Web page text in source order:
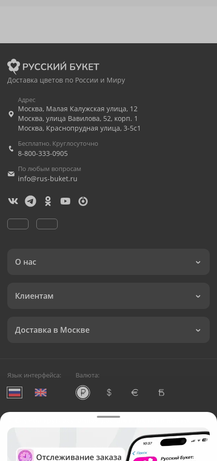
Доставка цветов по России и Миру
Адрес
Москва, Малая Калужская улица, 12
Москва, улица Вавилова, 52, корп. 1
Москва, Краснопрудная улица, 3-5с1
Бесплатно. Круглосуточно
8-800-333-0905
По любым вопросам
info@rus-buket.ru
О нас
Клиентам
Доставка в Москве
Язык интерфейса: Валюта:
Служба круглосуточной доставки цветов в Москве
Русский Букет, 2026
Общество с ограниченной ответственностью «Технология»
ОГРН: 1195476081745, ИНН: 5410081997